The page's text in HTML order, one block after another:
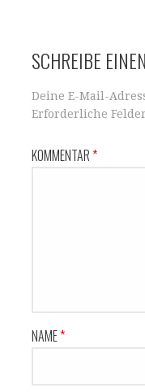
SCHREIBE
Deine E-Mail-
Erforderliche
KOMMENTAR*
NAME*